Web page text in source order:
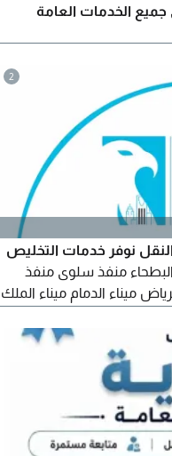
الخدمات العامة
2
نوفر خدمات التخليص
منفذ سلوى منفذ
ميناء الدمام ميناء الملك
للأفراد والشركات